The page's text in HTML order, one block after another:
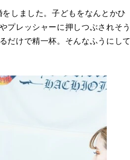
しました。子どもをなんとかひ
プレッシャーに押しつぶされそう
だけで精一杯。そんなふうにして